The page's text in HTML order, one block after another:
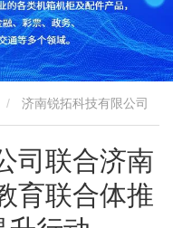
出“求学圆梦”学历提升行
司联合济南
育联合体推